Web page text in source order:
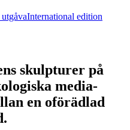
International edition
skulpturer på
media-
en oförädlad